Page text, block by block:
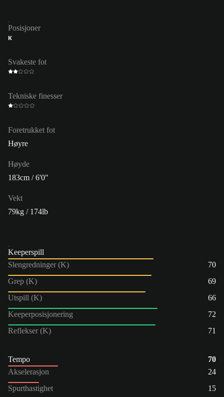
Posisjoner
K
Svakeste fot
Tekniske finesser
Foretrukket fot
Høyre
Høyde
183cm / 6'0"
Vekt
79kg / 174lb
Keeperspill
Slengredninger (K)
70
Grep (K)
69
Utspill (K)
66
Keeperposisjonering
72
Reflekser (K)
71
Tempo
70
Akselerasjon
24
Spurthastighet
15